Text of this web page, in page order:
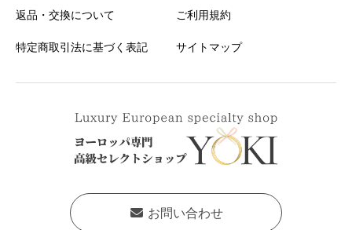
返品・交換について ご利用規約
特定商取引法に基づく表記 サイトマップ
お問い合わせ